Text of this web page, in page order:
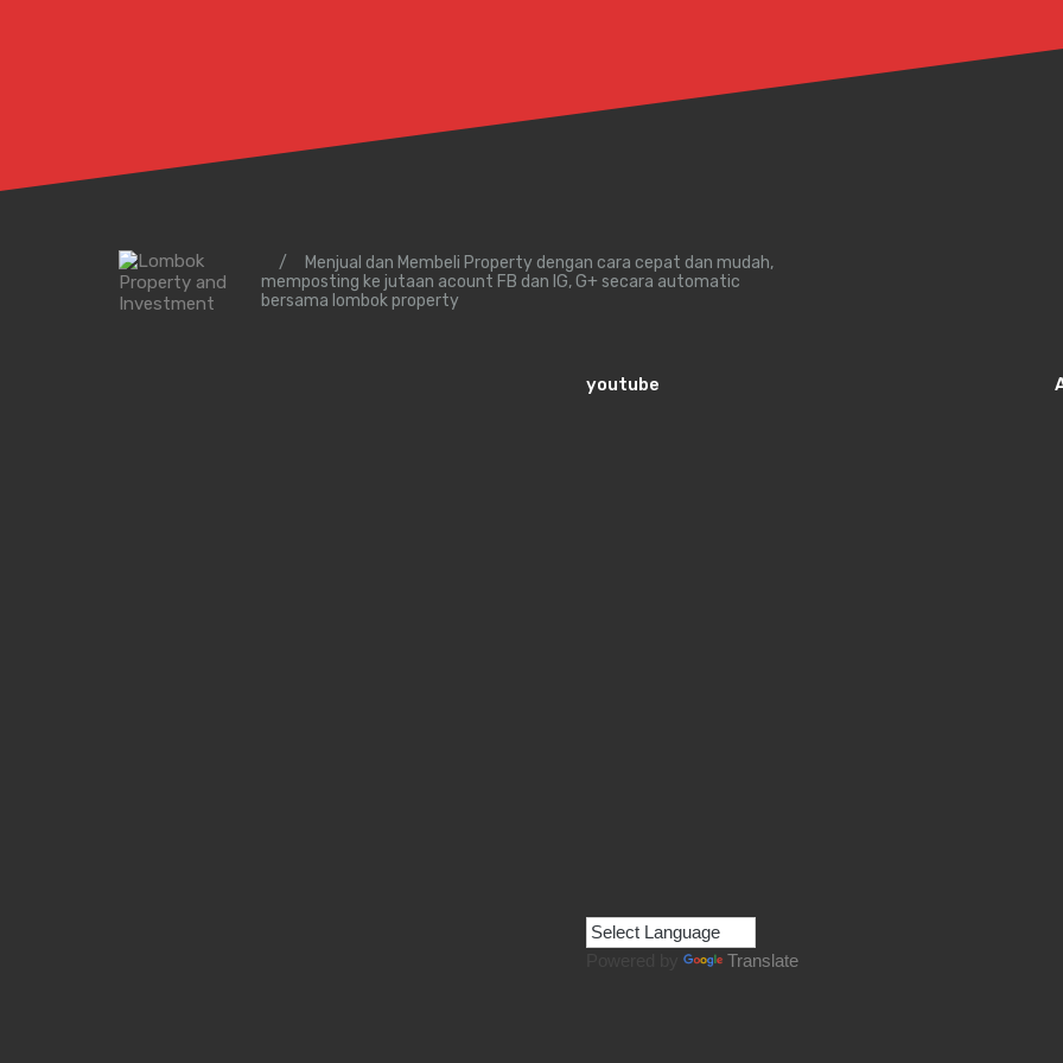
/
Menjual dan Membeli Property dengan cara cepat dan mudah,
memposting ke jutaan acount FB dan IG, G+ secara automatic
bersama lombok property
youtube
Powered by Translate